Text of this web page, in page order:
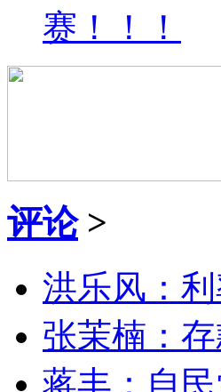
赛！！！
评论>
洪乐风：
张茉楠：
蒋丰：自